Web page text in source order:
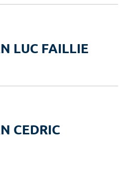
LUC FAILLIE
CEDRIC